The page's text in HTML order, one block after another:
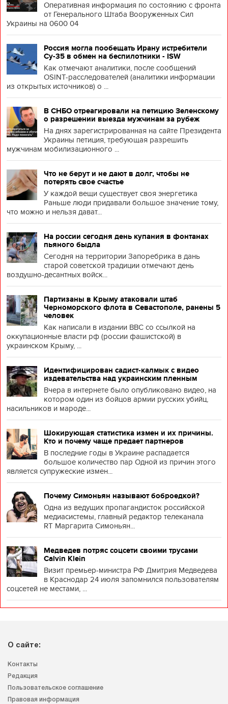
Оперативная информация по состоянию с фронта
от Генерального Штаба Вооруженных Сил
Украины на 0600 04
Россия могла пообещать Ирану истребители
Су-35 в обмен на беспилотники - ISW
Как отмечают аналитики, после сообщений
OSINT-расследователей (аналитики информации
из открытых источников) о ...
В СНБО отреагировали на петицию Зеленскому
о разрешении выезда мужчинам за рубеж
На днях зарегистрированная на сайте Президента
Украины петиция, требующая разрешить
мужчинам мобилизационного ...
Что не берут и не дают в долг, чтобы не
потерять свое счастье
У каждой вещи существует своя энергетика
Раньше люди придавали большое значение тому,
что можно и нельзя дават...
На россии сегодня день купания в фонтанах
пьяного быдла
Сегодня на территории Запоребрика в дань
старой советской традиции отмечают день
воздушно-десантных войск...
Партизаны в Крыму атаковали штаб
Черноморского флота в Севастополе, ранены 5
человек
Как написали в издании BBC со ссылкой на
оккупационные власти рф (россии фашистской) в
украинском Крыму, ...
Идентифицирован садист-калмык с видео
издевательства над украинским пленным
Вчера в интернете было опубликовано видео, на
котором один из бойцов армии русских убийц,
насильников и мароде...
Шокирующая статистика измен и их причины.
Кто и почему чаще предает партнеров
В последние годы в Украине распадается
большое количество пар Одной из причин этого
является супружеские измен...
Почему Симоньян называют боброедкой?
Одна из ведущих пропагандисток российской
медиасистемы, главный редактор телеканала
RT Маргарита Симоньян...
Медведев потряс соцсети своими трусами
Calvin Klein
Визит премьер-министра РФ Дмитрия Медведева
в Краснодар 24 июля запомнился пользователям
соцсетей не местами, ...
О сайте:
Контакты
Редакция
Пользовательское соглашение
Правовая информация